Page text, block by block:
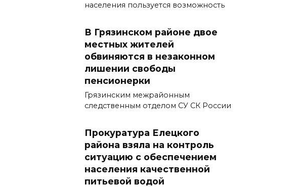
населения пользуется возможность
В Грязинском районе двое
местных жителей
обвиняются в незаконном
лишении свободы
пенсионерки
Грязинским межрайонным
следственным отделом СУ СК России
Прокуратура Елецкого
района взяла на контроль
ситуацию с обеспечением
населения качественной
питьевой водой